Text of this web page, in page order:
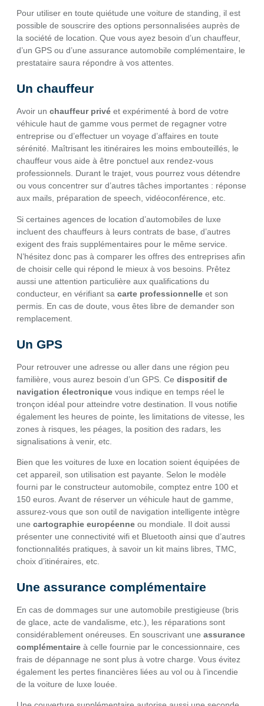
Pour utiliser en toute quiétude une voiture de standing, il est
possible de souscrire des options personnalisées auprès de
la société de location. Que vous ayez besoin d’un chauffeur,
d’un GPS ou d’une assurance automobile complémentaire, le
prestataire saura répondre à vos attentes.
Un chauffeur
Avoir un chauffeur privé et expérimenté à bord de votre
véhicule haut de gamme vous permet de regagner votre
entreprise ou d’effectuer un voyage d’affaires en toute
sérénité. Maîtrisant les itinéraires les moins embouteillés, le
chauffeur vous aide à être ponctuel aux rendez-vous
professionnels. Durant le trajet, vous pourrez vous détendre
ou vous concentrer sur d’autres tâches importantes : réponse
aux mails, préparation de speech, vidéoconférence, etc.
Si certaines agences de location d’automobiles de luxe
incluent des chauffeurs à leurs contrats de base, d’autres
exigent des frais supplémentaires pour le même service.
N’hésitez donc pas à comparer les offres des entreprises afin
de choisir celle qui répond le mieux à vos besoins. Prêtez
aussi une attention particulière aux qualifications du
conducteur, en vérifiant sa carte professionnelle et son
permis. En cas de doute, vous êtes libre de demander son
remplacement.
Un GPS
Pour retrouver une adresse ou aller dans une région peu
familière, vous aurez besoin d’un GPS. Ce dispositif de
navigation électronique vous indique en temps réel le
tronçon idéal pour atteindre votre destination. Il vous notifie
également les heures de pointe, les limitations de vitesse, les
zones à risques, les péages, la position des radars, les
signalisations à venir, etc.
Bien que les voitures de luxe en location soient équipées de
cet appareil, son utilisation est payante. Selon le modèle
fourni par le constructeur automobile, comptez entre 100 et
150 euros. Avant de réserver un véhicule haut de gamme,
assurez-vous que son outil de navigation intelligente intègre
une cartographie européenne ou mondiale. Il doit aussi
présenter une connectivité wifi et Bluetooth ainsi que d’autres
fonctionnalités pratiques, à savoir un kit mains libres, TMC,
choix d’itinéraires, etc.
Une assurance complémentaire
En cas de dommages sur une automobile prestigieuse (bris
de glace, acte de vandalisme, etc.), les réparations sont
considérablement onéreuses. En souscrivant une assurance
complémentaire à celle fournie par le concessionnaire, ces
frais de dépannage ne sont plus à votre charge. Vous évitez
également les pertes financières liées au vol ou à l’incendie
de la voiture de luxe louée.